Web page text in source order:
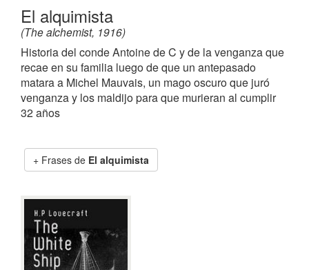
El alquimista
(The alchemist, 1916)
Historia del conde Antoine de C y de la venganza que
recae en su familia luego de que un antepasado
matara a Michel Mauvais, un mago oscuro que juró
venganza y los maldijo para que murieran al cumplir
32 años
Frases de El alquimista